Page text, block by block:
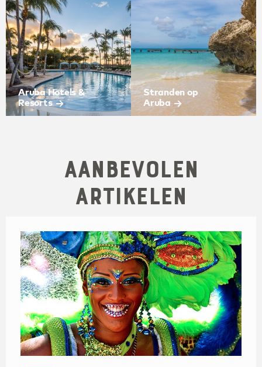
Ontdek
Aruba Hotels &
Resorts
Stranden op
Aruba
Aanbevolen
Artikelen